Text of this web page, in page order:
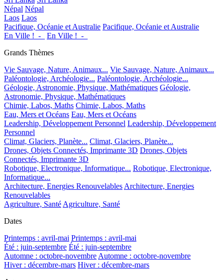
Népal Népal
Laos Laos
Pacifique, Océanie et Australie Pacifique, Océanie et Australie
En Ville !_-_
En Ville !_-_
Grands Thèmes
Vie Sauvage, Nature, Animaux... Vie Sauvage, Nature, Animaux...
Paléontologie, Archéologie... Paléontologie, Archéologie...
Géologie, Astronomie, Physique, Mathématiques Géologie,
Astronomie, Physique, Mathématiques
Chimie, Labos, Maths Chimie, Labos, Maths
Eau, Mers et Océans Eau, Mers et Océans
Leadership, Développement Personnel Leadership, Développement
Personnel
Climat, Glaciers, Planète... Climat, Glaciers, Planète...
Drones, Objets Connectés, Imprimante 3D Drones, Objets
Connectés, Imprimante 3D
Robotique, Electronique, Informatique... Robotique, Electronique,
Informatique...
Architecture, Energies RenouvelablesArchitecture, Energies
Renouvelables
Agriculture, SantéAgriculture, Santé
Dates
Printemps : avril-mai Printemps : avril-mai
Été : juin-septembre Été : juin-septembre
Automne : octobre-novembreAutomne : octobre-novembre
Hiver : décembre-mars Hiver : décembre-mars